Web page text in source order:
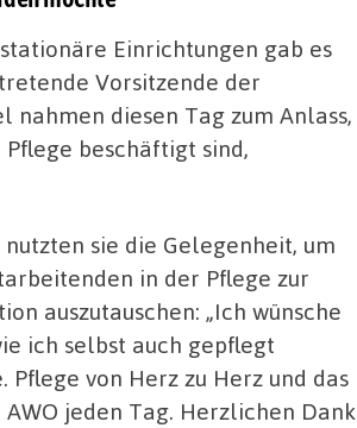
Einrichtungen gab es
Vorsitzende der
nahmen diesen Tag zum Anlass,
beschäftigt sind,
sie die Gelegenheit, um
in der Pflege zur
auszutauschen: „Ich wünsche
ich selbst auch gepflegt
Pflege von Herz zu Herz und das
jeden Tag. Herzlichen Dank